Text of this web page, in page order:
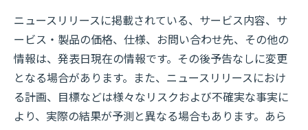
ニュースリリースに掲載されている、サービス内容、サ
ービス・製品の価格、仕様、お問い合わせ先、その他の
情報は、発表日現在の情報です。その後予告なしに変更
となる場合があります。また、ニュースリリースにおけ
る計画、目標などは様々なリスクおよび不確実な事実に
より、実際の結果が予測と異なる場合もあります。あら